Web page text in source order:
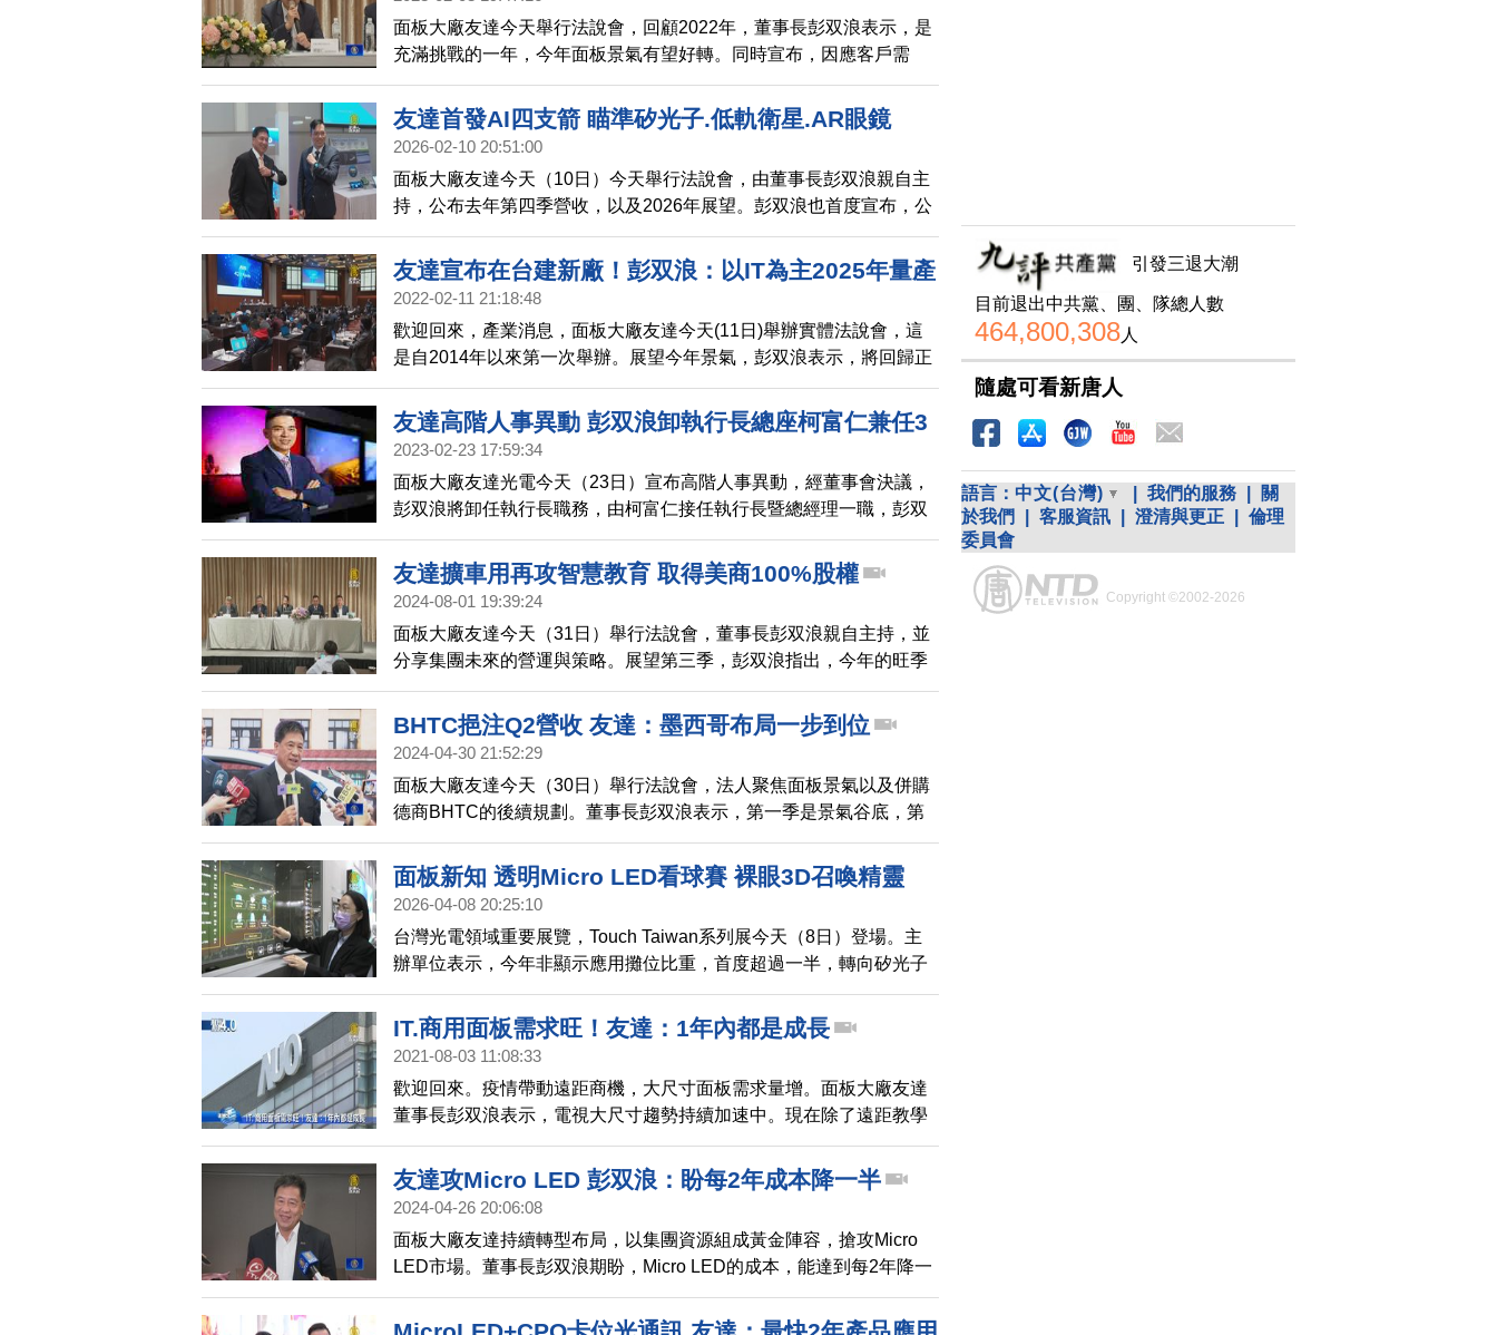
面板大廠友達今天舉行法說會，回顧2022年，董事長彭双浪表示，是
充滿挑戰的一年，今年面板景氣有望好轉。同時宣布，因應客戶需
求，將在越南設立子公司，主要以IT為主，預計明年第一季量產。
友達首發AI四支箭 瞄準矽光子.低軌衛星.AR眼鏡
2026-02-10 20:51:00
面板大廠友達今天（10日）今天舉行法說會，由董事長彭双浪親自主
持，公布去年第四季營收，以及2026年展望。彭双浪也首度宣布，公
司對AI的布局，將以四支箭，瞄準矽光子、低軌衛星等應用。
友達宣布在台建新廠！彭双浪：以IT為主2025年量產
2022-02-11 21:18:48
歡迎回來，產業消息，面板大廠友達今天(11日)舉辦實體法說會，這
是自2014年以來第一次舉辦。展望今年景氣，彭双浪表示，將回歸正
常的季節性消費情況，並看好車用及無接觸面板市場。同時也宣布，
將在台灣中科后里，擴建新廠。
友達高階人事異動 彭双浪卸執行長總座柯富仁兼任3
月生效
2023-02-23 17:59:34
面板大廠友達光電今天（23日）宣布高階人事異動，經董事會決議，
彭双浪將卸任執行長職務，由柯富仁接任執行長暨總經理一職，彭双
浪仍將繼續擔任友達光電董事長，並兼任集團策略長，新人事案自
2023年3月1日起生效。
友達擴車用再攻智慧教育 取得美商100%股權
2024-08-01 19:39:24
面板大廠友達今天（31日）舉行法說會，董事長彭双浪親自主持，並
分享集團未來的營運與策略。展望第三季，彭双浪指出，今年的旺季
效應，不會這麼明顯。
BHTC挹注Q2營收 友達：墨西哥布局一步到位
2024-04-30 21:52:29
面板大廠友達今天（30日）舉行法說會，法人聚焦面板景氣以及併購
德商BHTC的後續規劃。董事長彭双浪表示，第一季是景氣谷底，第
二季會逐漸上升；併購BHTC的營收效益，將挹注友達第二季營收。
面板新知 透明Micro LED看球賽 裸眼3D召喚精靈
2026-04-08 20:25:10
台灣光電領域重要展覽，Touch Taiwan系列展今天（8日）登場。主
辦單位表示，今年非顯示應用攤位比重，首度超過一半，轉向矽光子
與先進封裝，反映面板產業，正加速跨域布局。台灣面板雙虎友達、
群創，也展示最新顯示器應用，帶您了解。
IT.商用面板需求旺！友達：1年內都是成長
2021-08-03 11:08:33
歡迎回來。疫情帶動遠距商機，大尺寸面板需求量增。面板大廠友達
董事長彭双浪表示，電視大尺寸趨勢持續加速中。現在除了遠距教學
外，IT、商用需求量也增加。彭双浪對下半年景氣表示樂觀，預估下
半年到1年之內都是成長。
友達攻Micro LED 彭双浪：盼每2年成本降一半
2024-04-26 20:06:08
面板大廠友達持續轉型布局，以集團資源組成黃金陣容，搶攻Micro
LED市場。董事長彭双浪期盼，Micro LED的成本，能達到每2年降一
半。
引發三退大潮
目前退出中共黨、團、隊總人數
464,800,308人
隨處可看新唐人
語言： 中文(台灣) 我們的服務
關
於我們
客服資訊 澄清與更正
倫理
委員會
Copyright ©2002-2026